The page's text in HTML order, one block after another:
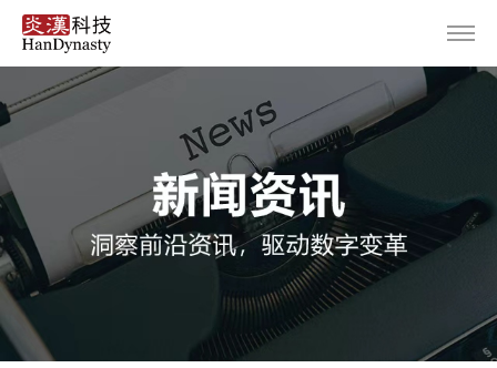
首页
服务范围
设计案例
关于炎汉
新闻资讯
联系我们